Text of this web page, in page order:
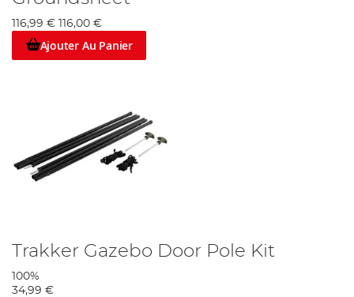
116,99 € 116,00 €
Ajouter Au Panier
Trakker Gazebo Door Pole Kit
100%
34,99 €